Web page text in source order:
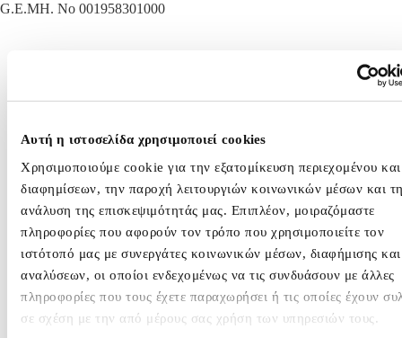
Αυτή η ιστοσελίδα χρησιμοποιεί cookies
Χρησιμοποιούμε cookie για την εξατομίκευση περιεχομένου και
διαφημίσεων, την παροχή λειτουργιών κοινωνικών μέσων και
ανάλυση της επισκεψιμότητάς μας. Επιπλέον, μοιραζόμαστε
πληροφορίες που αφορούν τον τρόπο που χρησιμοποιείτε τον
ιστότοπό μας με συνεργάτες κοινωνικών μέσων, διαφήμισης και
αναλύσεων, οι οποίοι ενδεχομένως να τις συνδυάσουν με άλλες
πληροφορίες που τους έχετε παραχωρήσει ή τις οποίες έχουν
σε σχέση με την από μέρους σας χρήση των υπηρεσιών τους.
G.E.MH. No 001958301000
WHO WE ARE
WHAT WE DO
Public Affairs
Press Office / Media
Events
Strategy &
Issues & Crisis
Data Analytics
B2B
Internal